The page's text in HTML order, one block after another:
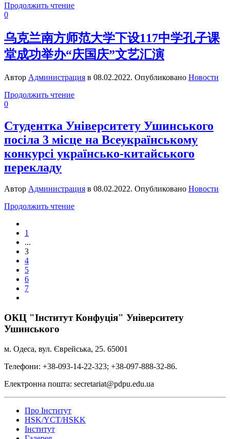
Продолжить чтение
0
乌克兰南方师范大学下设117中学孔子课
堂成功举办“庆国庆”文艺汇演
Автор Администрация в 08.02.2022. Опубликовано Новости
Продолжить чтение
0
Студентка Університету Ушинського
посіла 3 місце на Всеукраїнському
конкурсі українсько-китайського
перекладу
Автор Администрация в 08.02.2022. Опубликовано Новости
Продолжить чтение
1
...
3
4
5
6
7
ОКЦ "Інститут Конфуція" Університету
Ушинського
м. Одеса, вул. Єврейська, 25. 65001
Телефони: +38-093-14-22-323; +38-097-888-32-86.
Електронна пошта: secretariat@pdpu.edu.ua
Про Інститут
HSK/YCT/HSKK
Інститут